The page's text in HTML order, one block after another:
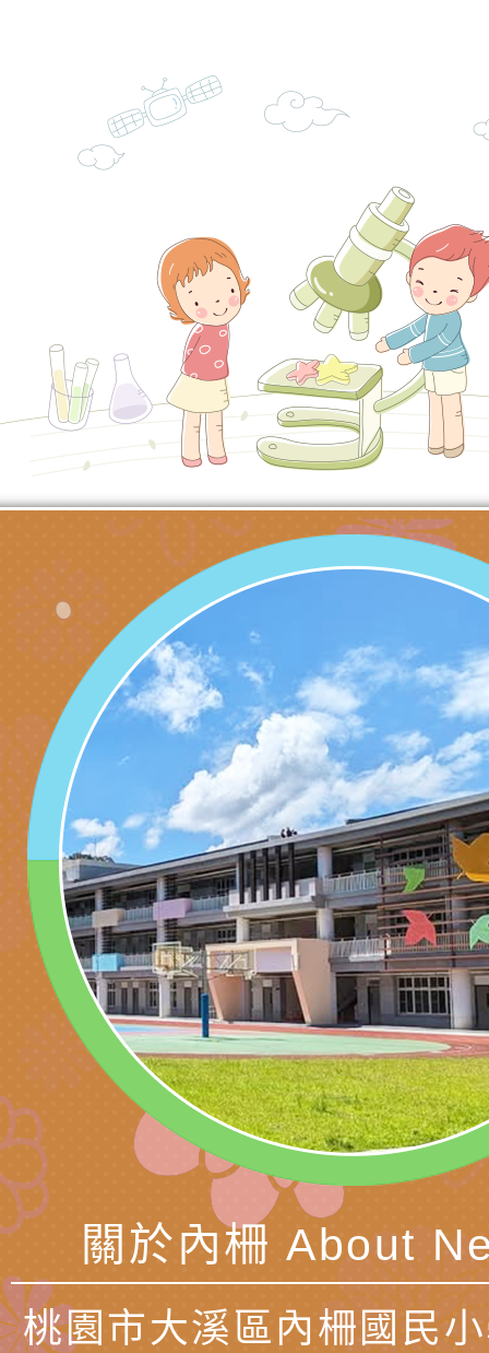
理「115年度515國
導及系列座談活動」
安全宣導
有關衛生福利部辦
逆境少年家庭支持服
員專業輔導及效能精
北、中、南共3場次
訓練
轉知社團法人中華民
礙聯盟辦理「2026
少意見交流大會」簡
台灣遊戲治療學會將
月至8月舉辦「空間
多元文化遊戲室之規
造」、「阿德勒心理
學諮商輔導的應用」
不只是遊戲 - 兒童遊
門工作坊 （中部場
檢送行政院新聞傳
月份公共服務政策溝
桃園市龜山區大坑國
理114學年度整合性
育講座「爸媽不暴走
成長」
台灣遊戲治療學會
日舉辦「空間的療癒
文化遊戲室之規畫與
檢送衛生福利部「政
材應注意之可及性格
有關本市桃園區中埔
「桃園市115年度兒
情緒管理訓練-獨輪
施計畫」
有關國立羅東高級中
「生命教育議題深化
議題論壇與生命塔羅
檢送LED跑馬燈文字
託播影片
有關教育部特殊教育
團學前及國中小身障
理「普特協作—課程
知能工作坊」
有關國立臺中教育大
「115年適應運動經
題交流工作坊」活動
轉知教育部國教署生
業發展中心（國立羅
學）辦理「115年度
題融入教學－國民中
（教材）推薦實施計
檢送桃園市政府LED
字稿及LCD託播圖片
檢送桃園市政府LED
字稿及LCD託播影（
國家發展委員會檔案
理本(115)年「春遊
動
檢送桃園市政府家庭
「小桃家4月課程資
姻怎麼翻譯－青少年
工作坊」、「愛『原
親子共學同樂會」、
代愛在陪伴」、「親
時光」海報
西門國小114學年度
親職教育講座「如何
情緒力？—用SEL玩
子溝通之秘訣」
有關財團法人中華國
礙者生命教育推廣協
「環保愛台灣」第五
礙者中小學生環保繪
檢送行政院新聞傳
月份公共服務政策溝
訊
有關桃園市政府家庭
辦理115年原住民家
『原原』不絕－親子
會」
桃園市大溪區田心國
理「桃園市115年度
職員及家長特教知能
轉知中華民國全國家
會（以下簡稱全家協
轉知台中市身心障礙
關於內柵 About
桃園市大溪區內柵國民